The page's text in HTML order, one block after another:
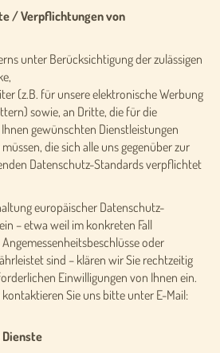
/ Verpflichtungen von
unter Berücksichtigung der zulässigen
(z.B. für unsere elektronische Werbung
sowie, an Dritte, die für die
gewünschten Dienstleistungen
die sich alle uns gegenüber zur
Datenschutz-Standards verpflichtet
europäischer Datenschutz-
– etwa weil im konkreten Fall
oder
sind – klären wir Sie rechtzeitig
Einwilligungen von Ihnen ein.
Sie uns bitte unter E-Mail:
Dienste